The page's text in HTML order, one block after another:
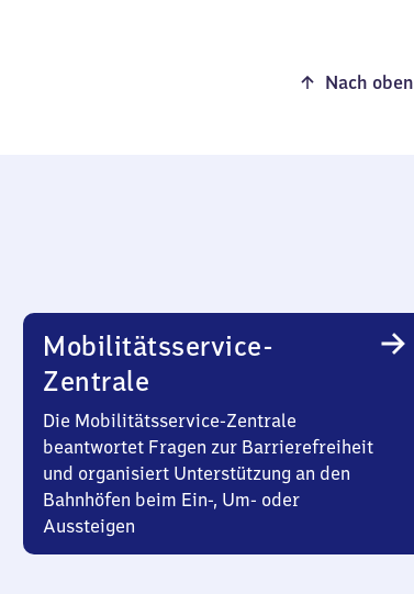
Nach oben
Mobilitätsservice-
Zentrale
Die Mobilitätsservice-Zentrale
beantwortet Fragen zur Barrierefreiheit
und organisiert Unterstützung an den
Bahnhöfen beim Ein-, Um- oder
Aussteigen